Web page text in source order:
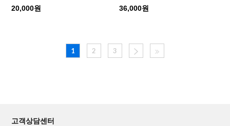
20,000원 36,000원
1 2 3
고객상담센터